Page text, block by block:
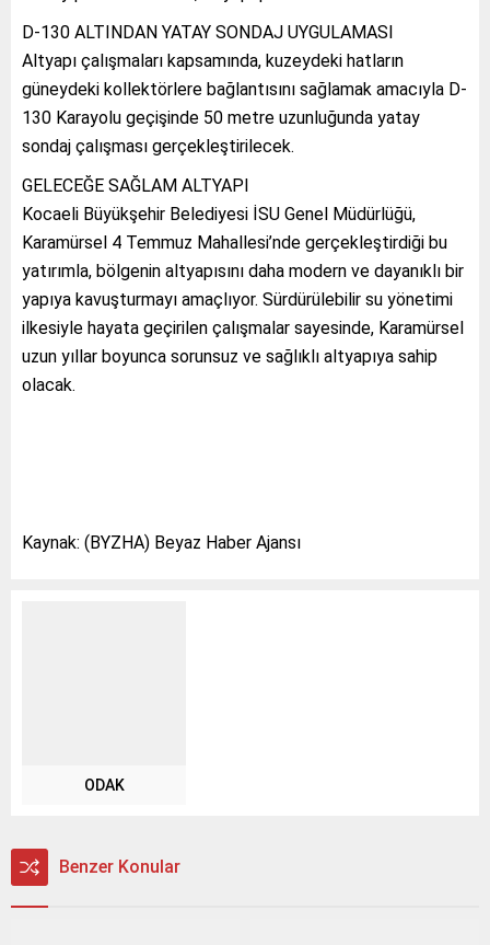
D-130 ALTINDAN YATAY SONDAJ UYGULAMASI
Altyapı çalışmaları kapsamında, kuzeydeki hatların
güneydeki kollektörlere bağlantısını sağlamak amacıyla D-
130 Karayolu geçişinde 50 metre uzunluğunda yatay
sondaj çalışması gerçekleştirilecek.
GELECEĞE SAĞLAM ALTYAPI
Kocaeli Büyükşehir Belediyesi İSU Genel Müdürlüğü,
Karamürsel 4 Temmuz Mahallesi’nde gerçekleştirdiği bu
yatırımla, bölgenin altyapısını daha modern ve dayanıklı bir
yapıya kavuşturmayı amaçlıyor. Sürdürülebilir su yönetimi
ilkesiyle hayata geçirilen çalışmalar sayesinde, Karamürsel
uzun yıllar boyunca sorunsuz ve sağlıklı altyapıya sahip
olacak.
Kaynak: (BYZHA) Beyaz Haber Ajansı
ODAK
Benzer Konular